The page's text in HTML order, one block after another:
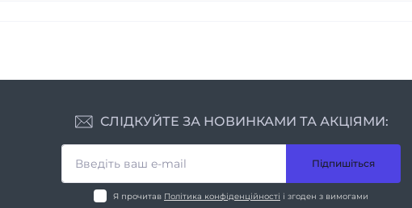
СЛІДКУЙТЕ ЗА НОВИНКАМИ ТА АКЦІЯМИ:
Підпишіться
Я прочитав Політика конфіденційності і згоден з вимогами